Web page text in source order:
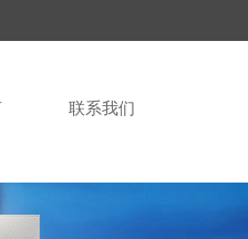
联系我们